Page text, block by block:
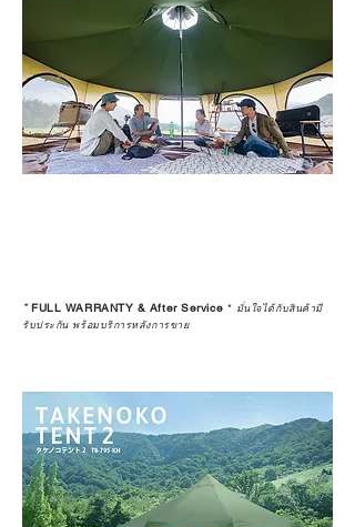
*FULL WARRANTY & After Service * มั่นใจได้กับสินค้ามี
รับประกัน พร้อมบริการหลังการขาย